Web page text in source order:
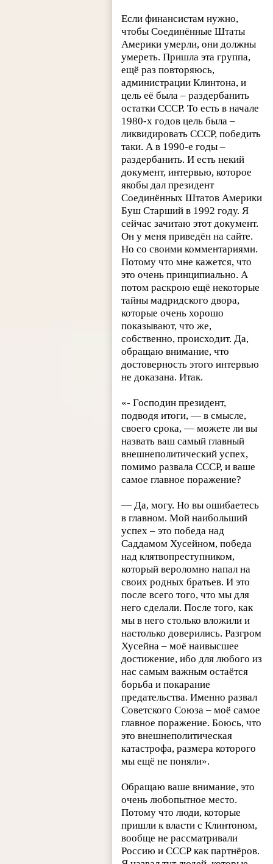
Если финансистам нужно,
чтобы Соединённые Штаты
Америки умерли, они должны
умереть. Пришла эта группа,
ещё раз повторяюсь,
администрации Клинтона, и
цель её была – раздербанить
остатки СССР. То есть в начале
1980-х годов цель была –
ликвидировать СССР, победить
таки. А в 1990-е годы –
раздербанить. И есть некий
документ, интервью, которое
якобы дал президент
Соединённых Штатов Америки
Буш Старший в 1992 году. Я
сейчас зачитаю этот документ.
Он у меня приведён на сайте.
Но со своими комментариями.
Потому что мне кажется, что
это очень принципиально. А
потом раскрою ещё некоторые
тайны мадридского двора,
которые очень хорошо
показывают, что же,
собственно, происходит. Да,
обращаю внимание, что
достоверность этого интервью
не доказана. Итак.
«- Господин президент,
подводя итоги, — в смысле,
своего срока, — можете ли вы
назвать ваш самый главный
внешнеполитический успех,
помимо развала СССР, и ваше
самое главное поражение?
— Да, могу. Но вы ошибаетесь
в главном. Мой наибольший
успех – это победа над
Саддамом Хусейном, победа
над клятвопреступником,
который вероломно напал на
своих родных братьев. И это
после всего того, что мы для
него сделали. После того, как
мы в него столько вложили и
настолько доверились. Разгром
Хусейна – моё наивысшее
достижение, ибо для любого из
нас самым важным остаётся
борьба и покарание
предательства. Именно развал
Советского Союза – моё самое
главное поражение. Боюсь, что
это внешнеполитическая
катастрофа, размера которого
мы ещё не поняли».
Обращаю ваше внимание, это
очень любопытное место.
Потому что люди, которые
пришли к власти с Клинтоном,
вообще не рассматривали
Россию и СССР как партнёров.